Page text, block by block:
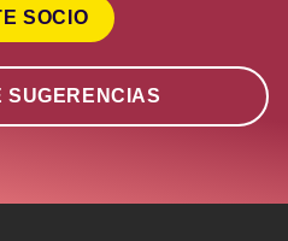
SOCIO
SUGERENCIAS